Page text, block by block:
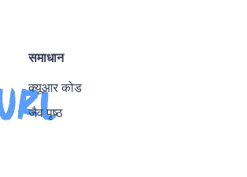
समाधान
क्यूआर कोड
जैव पृष्ठ